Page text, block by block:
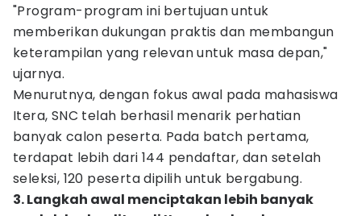
"Program-program ini bertujuan untuk
memberikan dukungan praktis dan membangun
keterampilan yang relevan untuk masa depan,"
ujarnya.
Menurutnya, dengan fokus awal pada mahasiswa
Itera, SNC telah berhasil menarik perhatian
banyak calon peserta. Pada batch pertama,
terdapat lebih dari 144 pendaftar, dan setelah
seleksi, 120 peserta dipilih untuk bergabung.
3. Langkah awal menciptakan lebih banyak